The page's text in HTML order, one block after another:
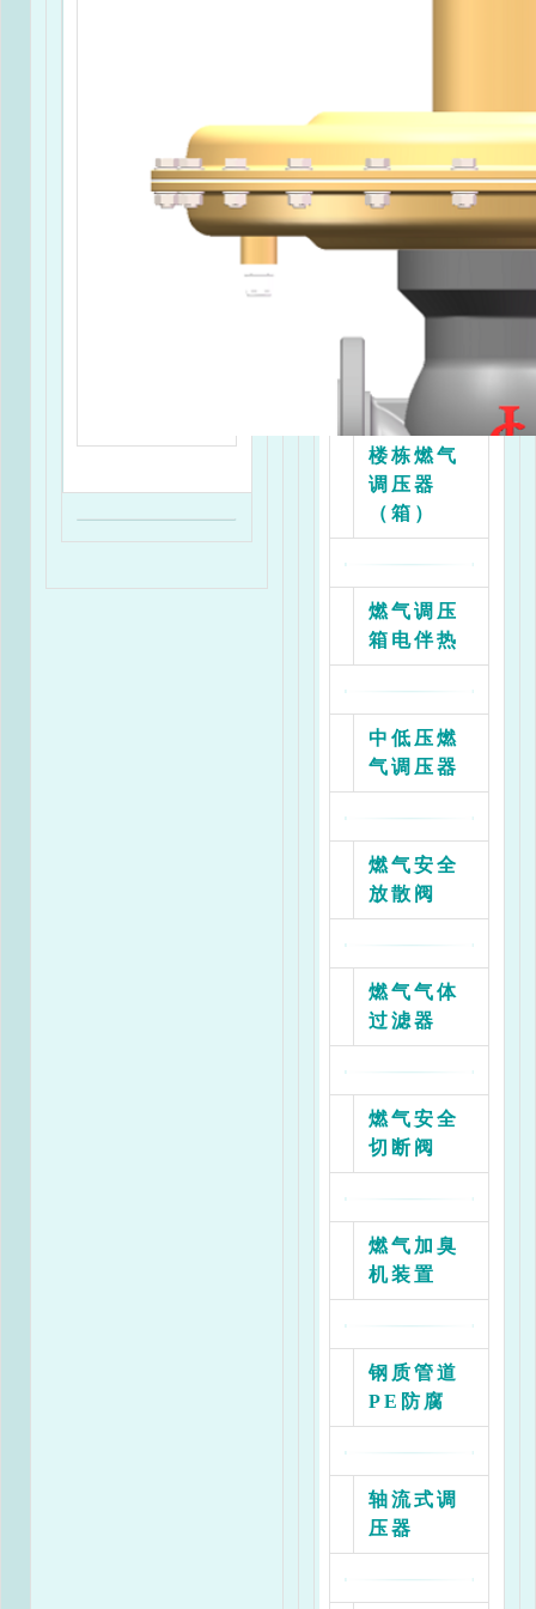
城市门站
计量箱
楼栋燃气
调压器
（箱）
燃气调压
箱电伴热
中低压燃
气调压器
燃气安全
放散阀
燃气气体
过滤器
燃气安全
切断阀
燃气加臭
机装置
钢质管道
PE防腐
轴流式调
压器